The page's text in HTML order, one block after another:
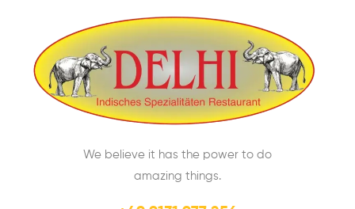
We believe it has the power to do
amazing things.